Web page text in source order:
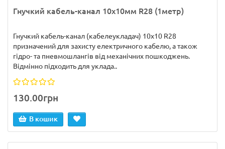
Гнучкий кабель-канал 10х10мм R28 (1метр)
Гнучкий кабель-канал (кабелеукладач) 10x10 R28
призначений для захисту електричного кабелю, а також
гідро- та пневмошлангів від механічних пошкоджень.
Відмінно підходить для уклада..
130.00грн
В кошик